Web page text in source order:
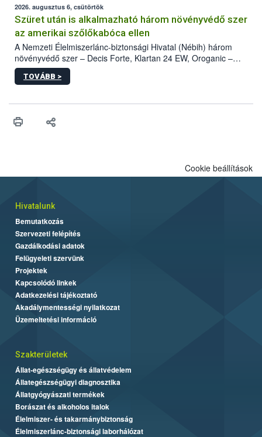
az intenzív felderítést, emellett az intézkedéseket a szlovák
hatósággal is összehangolják a terjedés megállítása érdekében.
2026. augusztus 6, csütörtök
Szüret után is alkalmazható három növényvédő szer
az amerikai szőlőkabóca ellen
A Nemzeti Élelmiszerlánc-biztonsági Hivatal (Nébih) három
növényvédő szer – Decis Forte, Klartan 24 EW, Oroganic –
engedélyokiratát módosította, így azok a szüretet követően,
egészen a vesszőérettség (BBCH 91) stádiumáig
érésű szőlőkben is legyen lehetőség a károsító elleni további
felhasználók számára is elérhető és ökológiai termesztésben is
TOVÁBB >
Cookie beállítások
Hivatalunk
Bemutatkozás
Szervezeti felépítés
Gazdálkodási adatok
Felügyeleti szervünk
Projektek
Kapcsolódó linkek
Adatkezelési tájékoztató
Akadálymentességi nyilatkozat
Üzemeltetési információ
Szakterületek
Állat-egészségügy és állatvédelem
Állategészségügyi diagnosztika
Állatgyógyászati termékek
Borászat és alkoholos italok
Élelmiszer- és takarmánybiztonság
Élelmiszerlánc-biztonsági laborhálózat